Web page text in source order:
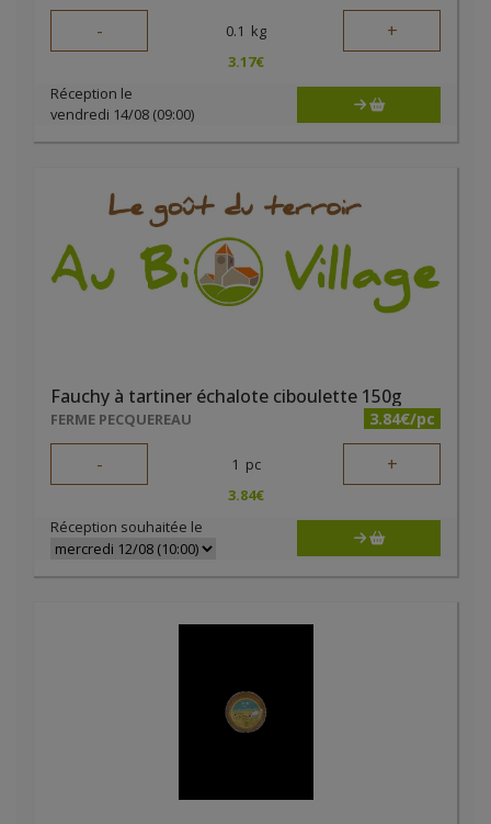
- 0.1 kg +
3.17€
Réception le
vendredi 14/08 (09:00)
Fauchy à tartiner échalote ciboulette 150g
FERME PECQUEREAU 3.84€/pc
- 1 pc +
3.84€
Réception souhaitée le